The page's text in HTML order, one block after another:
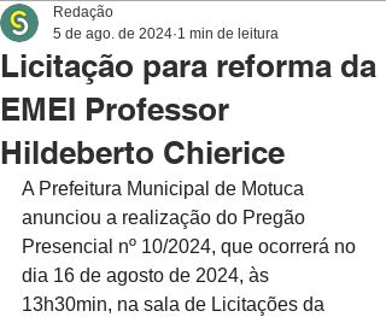
Licitação para reforma da
EMEI Professor
Hildeberto Chierice
Redação
5 de ago. de 2024 1 min de leitura
A Prefeitura Municipal de Motuca
anunciou a realização do Pregão
Presencial nº 10/2024, que ocorrerá no
dia 16 de agosto de 2024, às
13h30min, na sala de Licitações da